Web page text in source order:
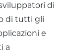
di
di tutti gli
e
a